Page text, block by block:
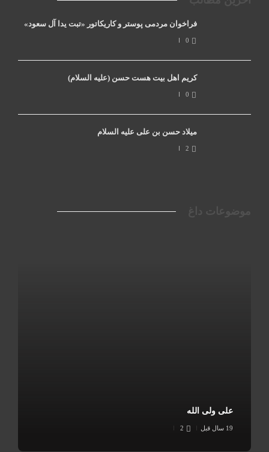
فراخوان مردمی پوستر و کاریکاتور «تبت یدا آل سعود»
0
کریم اهل بیت هست حسن (علیه السلام)
0
میلاد حسن بن علی علیه السلام
2
علی ولی الله
19 سال قبل 2